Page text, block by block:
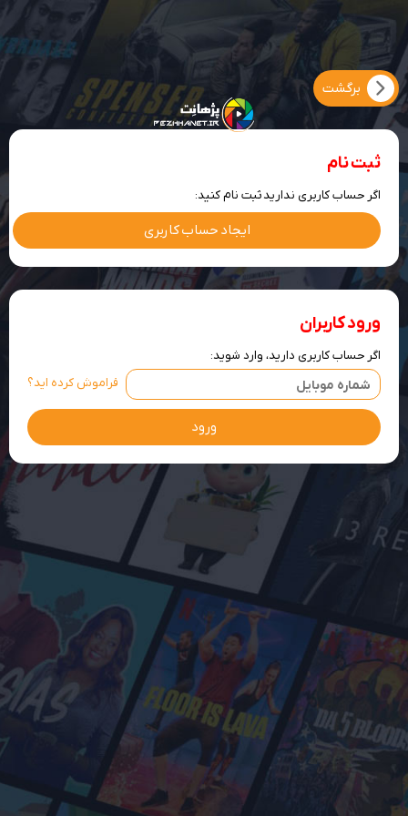
ثبت نام
اگر حساب کاربری ندارید ثبت نام کنید:
ایجاد حساب کاربری
ورود کاربران
اگر حساب کاربری دارید، وارد شوید:
فراموش کرده اید؟